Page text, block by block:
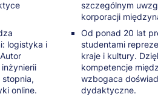
logistyka i
online.
szczególnym
korporacji
Od ponad 20 lat
studentami
kraje i kultury.
kompetencje
wzbogaca
dydaktyczne.